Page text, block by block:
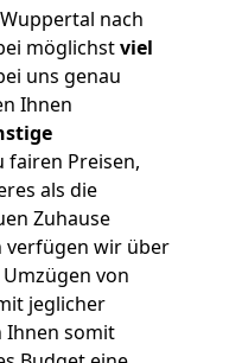
nach
möglichstviel
uns genau
Ihnen
fairen Preisen,
als die
Zuhause
verfügen wir über
von
jeglicher
Ihnen somit